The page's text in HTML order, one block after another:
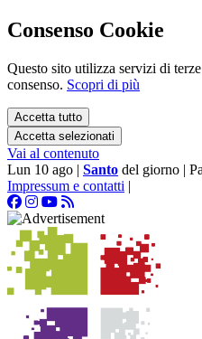
Consenso Cookie
Questo sito utilizza servizi di
consenso. Scopri di più
Accetta tutto
Accetta selezionati
Vai al contenuto
Lun 10 ago | Santo del giorno |
Impressum e contatti |